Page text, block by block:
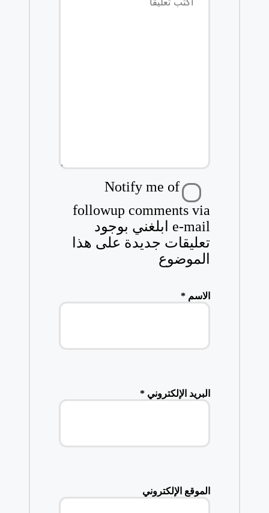
Notify me of
followup comments via
e-mail ابلغني بوجود
تعليقات جديدة على هذا
الموضوع
الاسم *
البريد الإلكتروني *
الموقع الإلكتروني